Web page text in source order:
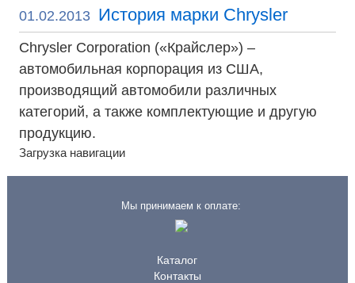
01.02.2013 История марки Chrysler
Chrysler Corporation («Крайслер») –
автомобильная корпорация из США,
производящий автомобили различных
категорий, а также комплектующие и другую
продукцию.
Загрузка навигации
Мы принимаем к оплате:
Каталог
Контакты